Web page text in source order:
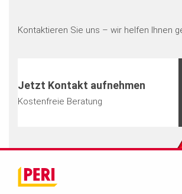
Kontaktieren Sie uns – wir helfen Ihnen
Jetzt Kontakt aufnehmen
Kostenfreie Beratung